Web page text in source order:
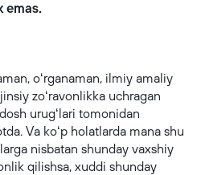
emas.
oʻrganaman, ilmiy amaliy
zoʻravonlikka uchragan
urugʻlari tomonidan
Va koʻp holatlarda mana shu
nisbatan shunday vaxshiy
qilishsa, xuddi shunday